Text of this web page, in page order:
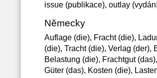
issue (publikace), outlay
Německy
Auflage (die), Fracht (die),
(die), Tracht (die), Verlag (der),
Belastung (die), Frachtgut
Güter (das), Kosten (die),